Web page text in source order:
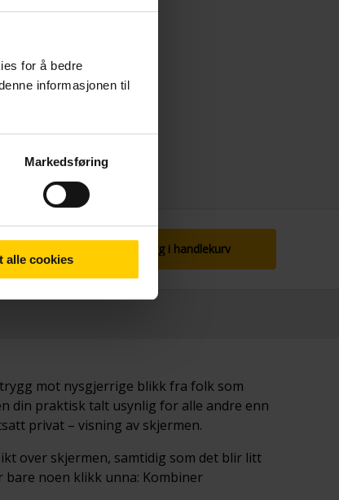
for å bedre
informasjonen til
Markedsføring
alle cookies
Legg i handlekurv
mot nysgjerrige blikk fra folk som
din praktisk talt usynlig for alle andre enn
privat – visning av skjermen.
over skjermen, samtidig som det blir litt
bare noen klikk unna: Kombiner